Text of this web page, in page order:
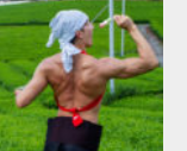
ッチョ) TOSHI(大胸